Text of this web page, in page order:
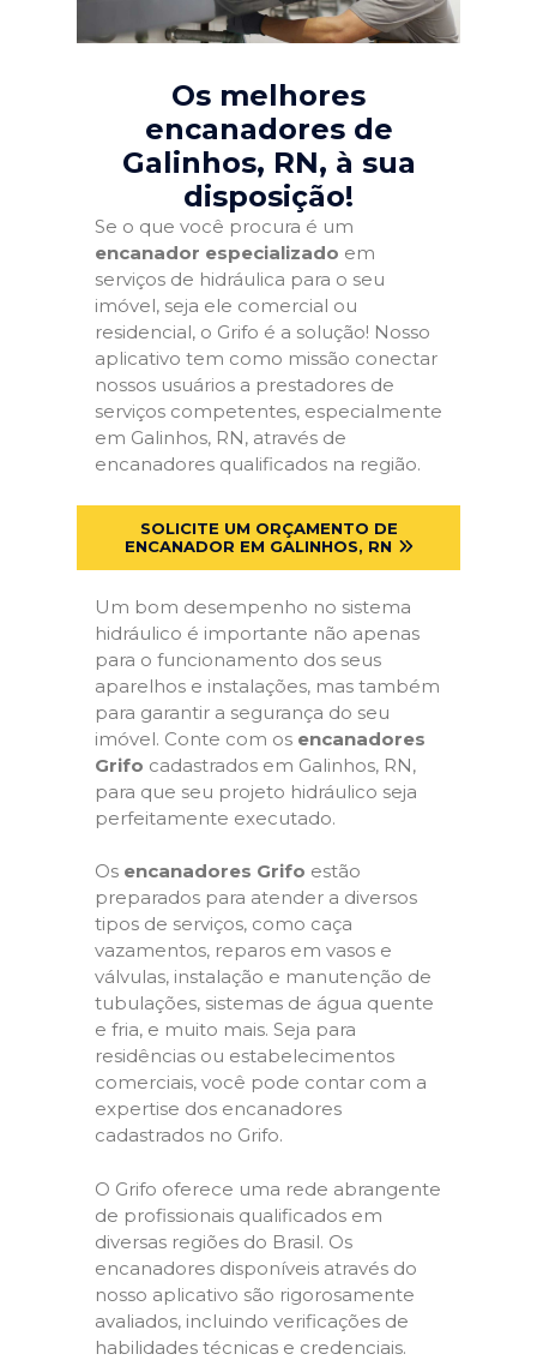
Os melhores
encanadores de
Galinhos, RN, à sua
disposição!
Se o que você procura é um
encanador especializado em
serviços de hidráulica para o seu
imóvel, seja ele comercial ou
residencial, o Grifo é a solução! Nosso
aplicativo tem como missão conectar
nossos usuários a prestadores de
serviços competentes, especialmente
em Galinhos, RN, através de
encanadores qualificados na região.
SOLICITE UM ORÇAMENTO DE
ENCANADOR EM GALINHOS, RN
Um bom desempenho no sistema
hidráulico é importante não apenas
para o funcionamento dos seus
aparelhos e instalações, mas também
para garantir a segurança do seu
imóvel. Conte com os encanadores
Grifo cadastrados em Galinhos, RN,
para que seu projeto hidráulico seja
perfeitamente executado.
Os encanadores Grifo estão
preparados para atender a diversos
tipos de serviços, como caça
vazamentos, reparos em vasos e
válvulas, instalação e manutenção de
tubulações, sistemas de água quente
e fria, e muito mais. Seja para
residências ou estabelecimentos
comerciais, você pode contar com a
expertise dos encanadores
cadastrados no Grifo.
O Grifo oferece uma rede abrangente
de profissionais qualificados em
diversas regiões do Brasil. Os
encanadores disponíveis através do
nosso aplicativo são rigorosamente
avaliados, incluindo verificações de
habilidades técnicas e credenciais.